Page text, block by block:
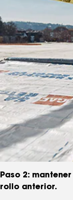
Paso 2:
rollo anterior.